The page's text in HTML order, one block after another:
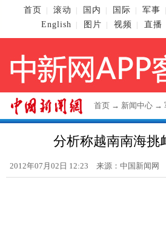
首页 滚动 国内 国际 军事
English
图片 视频 直播
首页 → 新闻中心 →
分析称越南南海挑
2012年07月02日 12:23 来源： 中国新闻网